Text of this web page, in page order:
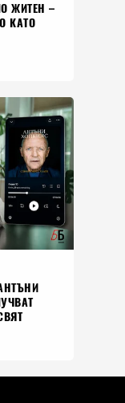
ЖИТЕН –
КАТО